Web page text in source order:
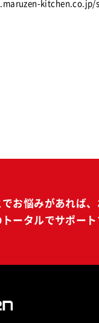
お悩みがあれば、
ータルでサポート